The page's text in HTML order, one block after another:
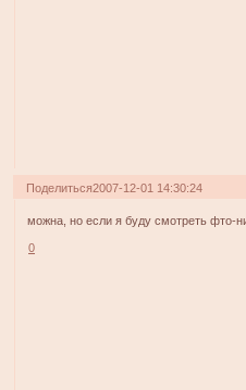
Поделиться2007-12-01 14:30:24
можна, но если я буду смотреть фто-
0